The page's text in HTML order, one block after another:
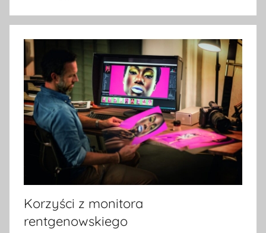
Korzyści z monitora
rentgenowskiego